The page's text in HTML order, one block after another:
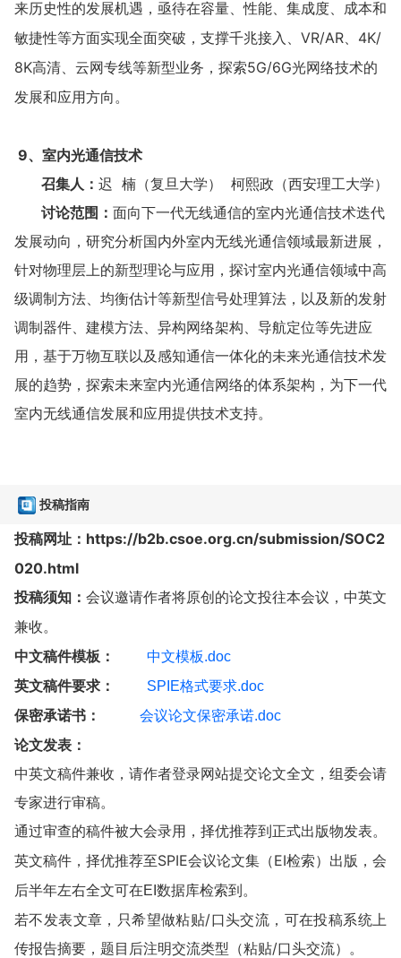
来历史性的发展机遇，亟待在容量、性能、集成度、成本和
敏捷性等方面实现全面突破，支撑千兆接入、 VR/AR
4K/
8K高清、云网专线等新型业务，探索5G/6G光网络技术的
发展和应用方向。
9、室内光通信技术
召集人： 迟 楠（复旦大学） 柯熙政（西安理工大学）
讨论范围： 面向下一代无线通信的室内光通信技术迭代
发展动向，研究分析国内外室内无线光通信领域最新进展，
针对物理层上的新型理论与应用，探讨室内光通信领域中高
级调制方法、均衡估计等新型信号处理算法，以及新的发射
调制器件、建模方法、异构网络架构、导航定位等先进应
用，基于万物互联以及感知通信一体化的未来光通信技术发
展的趋势，探索未来室内光通信网络的体系架构，为下一代
室内无线通信发展和应用提供技术支持。
投稿指南
投稿网址： https://b2b.csoe.org.cn/submission/SOC2
020.html
投稿须知： 会议邀请作者将原创的论文投往本会议，中英文
兼收。
中文稿件模板： 中文模板.doc
英文稿件要求： SPIE格式要求.doc
保密承诺书： 会议论文保密承诺.doc
论文发表：
中英文稿件兼收，请作者登录网站提交论文全文，组委会请
专家进行审稿。
通过审查的稿件被大会录用，择优推荐到正式出版物发表。
英文稿件，择优推荐至SPIE会议论文集（EI检索）出版， 会
后半年左右全文可在EI数据库检索到。
若不发表文章，只希望做粘贴/口头交流，可在投稿系统上
传报告摘要，题目后注明交流类型（粘贴/口头交流）。